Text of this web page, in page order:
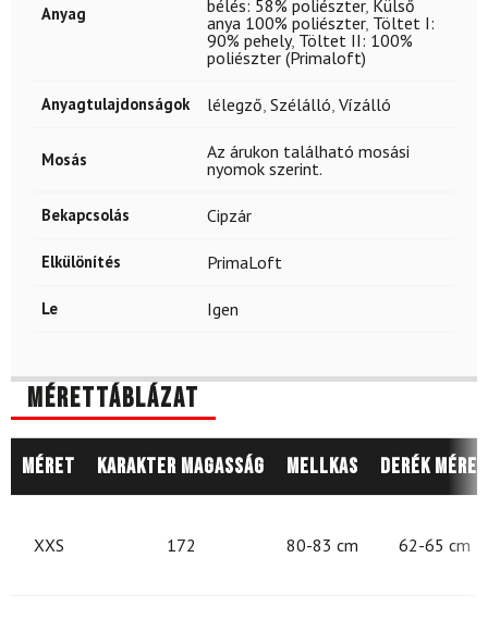
Anyag bélés: 58% poliészter, Külső
anya 100% poliészter, Töltet I:
90% pehely, Töltet II: 100%
poliészter (Primaloft)
Anyagtulajdonságok lélegző, Szélálló, Vízálló
Mosás
Az árukon található mosási
nyomok szerint.
Bekapcsolás Cipzár
Elkülönítés PrimaLoft
Le Igen
Mérettáblázat
Méret Karakter magasság Mellkas Derék méret
XXS 172 80-83 cm 62-65 cm